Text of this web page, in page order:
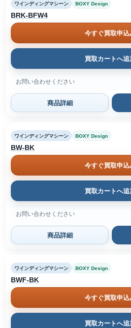
ワインディングマシーン BOXY Design
BRK-BFW4
今すぐ買取申込
買取カートへ追
お問い合わせください
商品詳細
ワインディングマシーン BOXY Design
BW-BK
今すぐ買取申込
買取カートへ追
お問い合わせください
商品詳細
ワインディングマシーン BOXY Design
BWF-BK
今すぐ買取申込
買取カートへ追